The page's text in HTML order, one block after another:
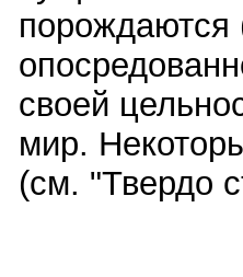
порождаются
своей
мир.
(см. "Твердо